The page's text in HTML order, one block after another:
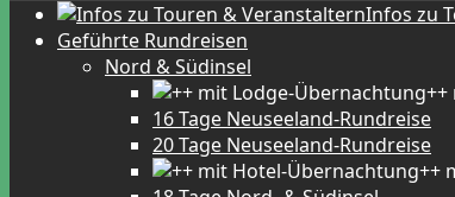
Infos zu
Geführte Rundreisen
Nord & Südinsel
++
16 Tage Neuseeland-Rundreise
20 Tage Neuseeland-Rundreise
++